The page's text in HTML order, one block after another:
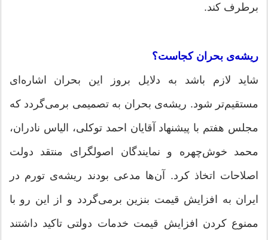
برطرف کند.
ریشه‌ی بحران کجاست؟
شاید لازم باشد به دلایل بروز این بحران اشاره‌ای
مستقیم‌تر شود. ریشه‌ی بحران به تصمیمی برمی‌گردد که
مجلس هفتم با پیشنهاد آقایان احمد توکلی، الیاس نادران،
محمد خوش‌چهره و نمایندگان اصولگرای منتقد دولت
اصلاحات اتخاذ کرد. آن‌ها مدعی بودند ریشه‌ی تورم در
ایران به افزایش قیمت بنزین برمی‌گردد و از این رو با
ممنوع کردن افزایش قیمت خدمات دولتی تاکید داشتند